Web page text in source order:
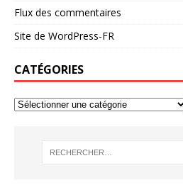
Flux des commentaires
Site de WordPress-FR
CATÉGORIES